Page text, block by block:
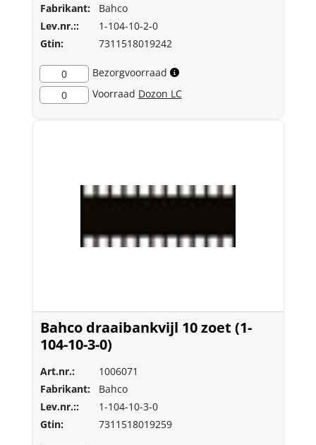
Fabrikant:
Bahco
Lev.nr.::
1-104-10-2-0
Gtin:
7311518019242
0
Bezorgvoorraad
0
Voorraad Dozon LC
Bahco draaibankvijl 10 zoet (1-
104-10-3-0)
Art.nr.:
1006071
Fabrikant:
Bahco
Lev.nr.::
1-104-10-3-0
Gtin:
7311518019259